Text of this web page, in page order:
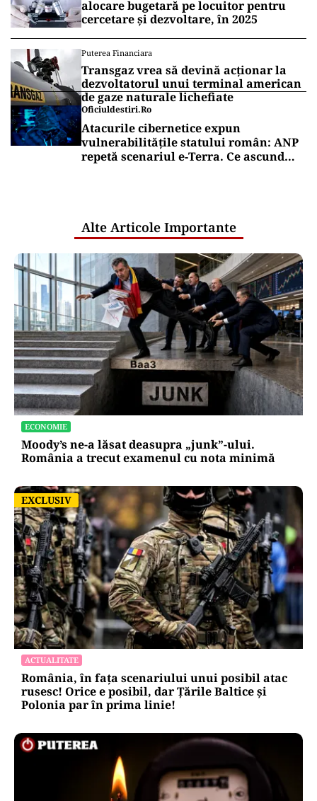
alocare bugetară pe locuitor pentru
cercetare și dezvoltare, în 2025
Puterea Financiara
Transgaz vrea să devină acționar la
dezvoltatorul unui terminal american
de gaze naturale lichefiate
Oficiuldestiri.ro
Atacurile cibernetice expun
vulnerabilitățile statului român: ANP
repetă scenariul e‑Terra. Ce ascund
Alte Articole Importante
ECONOMIE
Moody’s ne-a lăsat deasupra „junk”-ului.
România a trecut examenul cu nota minimă
EXCLUSIV
EXCLUSIV
ACTUALITATE
România, în fața scenariului unui posibil atac
rusesc! Orice e posibil, dar Țările Baltice și
Polonia par în prima linie!